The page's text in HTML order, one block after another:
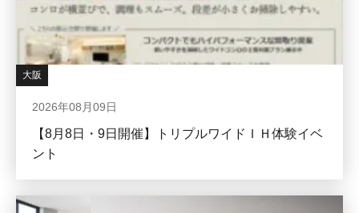
大阪
2026年08月09日
【8月8日・9日開催】トリプルワイドＩＨ体験イベ
ント